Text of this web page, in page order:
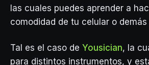
las cuales puedes aprender a
comodidad de tu celular o
Tal es el caso de Yousician, la
para distintos instrumentos, y